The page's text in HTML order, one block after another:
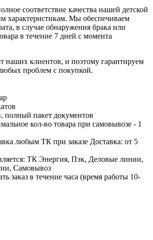
соответствие качества нашей детской
характеристикам. Мы обеспечиваем
в случае обнаружения брака или
в течение 7 дней с момента
клиентов, и поэтому гарантируем
проблем с покупкой.
полный пакет документов
кол-во товара при самовывозе - 1
любым ТК при заказе Доставка: от 5
ТК Энергия, Пэк, Деловые линии,
Самовывоз
заказ в течение часа (время работы 10-